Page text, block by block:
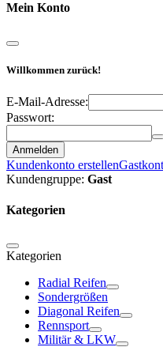
Mein Konto
Willkommen zurück!
E-Mail-Adresse:
Passwort:
Anmelden
Kundenkonto erstellen
Kundengruppe: Gast
Kategorien
Kategorien
Radial Reifen
Sondergrößen
Diagonal Reifen
Rennsport
Militär & LKW